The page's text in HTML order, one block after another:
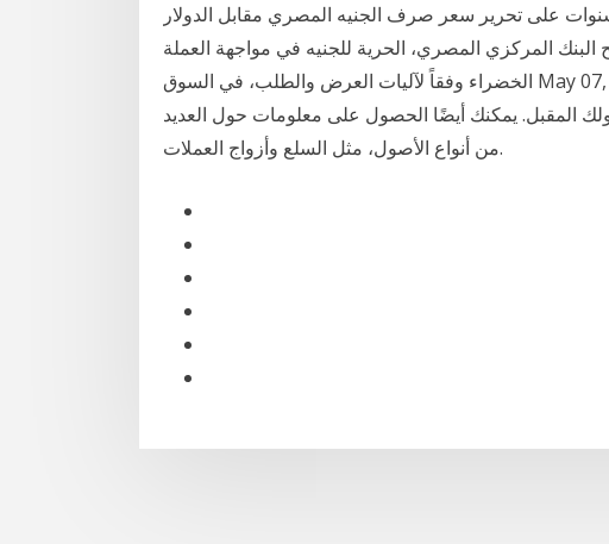
على تحرير سعر صرف الجنيه المصري مقابل الدولار
البنك المركزي المصري، الحرية للجنيه في مواجهة العملة
الخضراء وفقاً لآليات العرض والطلب، في السوق May 07, 2020 · ينشئ التطبيق ويحلل مخططات الأسهم
المقبل. يمكنك أيضًا الحصول على معلومات حول العديد
من أنواع الأصول، مثل السلع وأزواج العملات.